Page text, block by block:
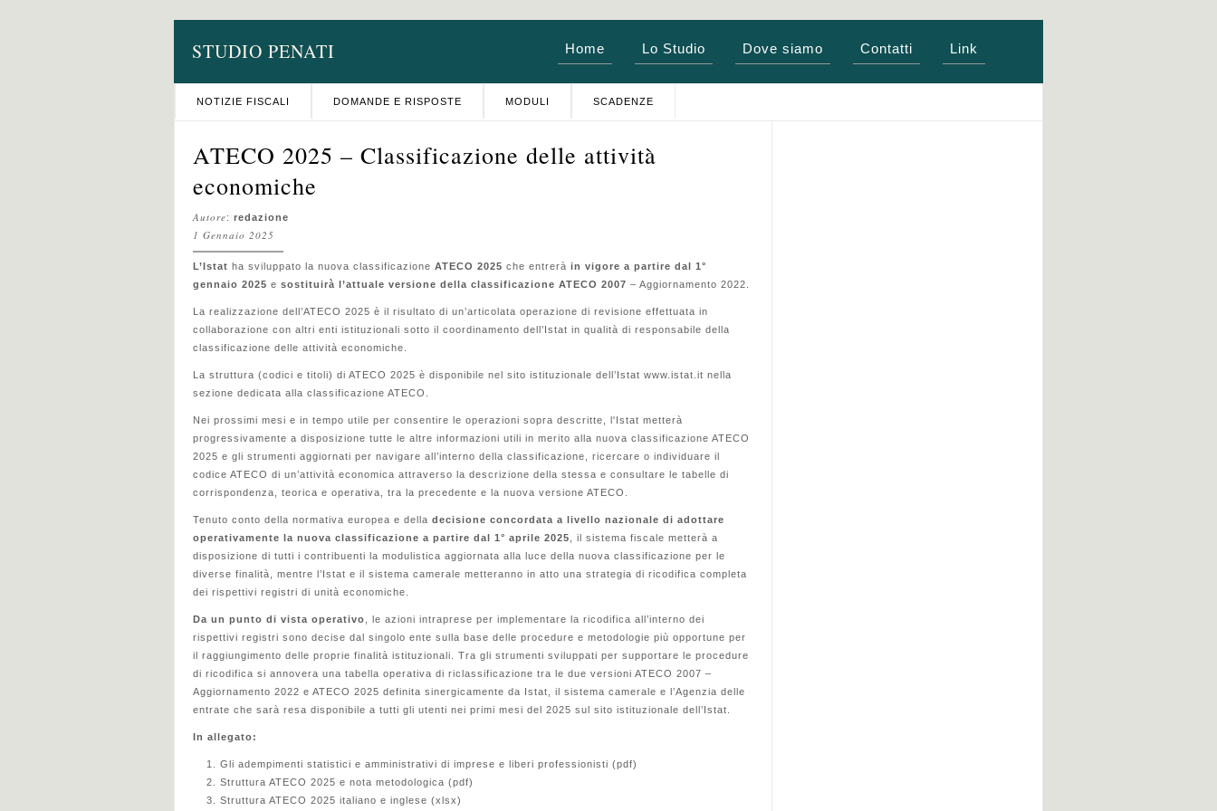
STUDIO PENATI Home Lo Studio Dove siamo Contatti Link
NOTIZIE FISCALI DOMANDE E RISPOSTE MODULI SCADENZE
ATECO 2025 – Classificazione delle attività
economiche
Autore: redazione
1 Gennaio 2025
L’Istat ha sviluppato la nuova classificazione ATECO 2025 che entrerà in vigore a partire dal 1°
gennaio 2025 e sostituirà l’attuale versione della classificazione ATECO 2007 – Aggiornamento 2022.
La realizzazione dell’ATECO 2025 è il risultato di un’articolata operazione di revisione effettuata in
collaborazione con altri enti istituzionali sotto il coordinamento dell’Istat in qualità di responsabile della
classificazione delle attività economiche.
La struttura (codici e titoli) di ATECO 2025 è disponibile nel sito istituzionale dell’Istat www.istat.it nella
sezione dedicata alla classificazione ATECO.
Nei prossimi mesi e in tempo utile per consentire le operazioni sopra descritte, l'Istat metterà
progressivamente a disposizione tutte le altre informazioni utili in merito alla nuova classificazione ATECO
2025 e gli strumenti aggiornati per navigare all’interno della classificazione, ricercare o individuare il
codice ATECO di un’attività economica attraverso la descrizione della stessa e consultare le tabelle di
corrispondenza, teorica e operativa, tra la precedente e la nuova versione ATECO.
Tenuto conto della normativa europea e della decisione concordata a livello nazionale di adottare
operativamente la nuova classificazione a partire dal 1° aprile 2025 , il sistema fiscale metterà a
disposizione di tutti i contribuenti la modulistica aggiornata alla luce della nuova classificazione per le
diverse finalità, mentre l’Istat e il sistema camerale metteranno in atto una strategia di ricodifica completa
dei rispettivi registri di unità economiche.
Da un punto di vista operativo , le azioni intraprese per implementare la ricodifica all’interno dei
rispettivi registri sono decise dal singolo ente sulla base delle procedure e metodologie più opportune per
il raggiungimento delle proprie finalità istituzionali. Tra gli strumenti sviluppati per supportare le procedure
di ricodifica si annovera una tabella operativa di riclassificazione tra le due versioni ATECO 2007 –
Aggiornamento 2022 e ATECO 2025 definita sinergicamente da Istat, il sistema camerale e l’Agenzia delle
entrate che sarà resa disponibile a tutti gli utenti nei primi mesi del 2025 sul sito istituzionale dell’Istat.
In allegato:
Gli adempimenti statistici e amministrativi di imprese e liberi professionisti (pdf)
Struttura ATECO 2025 e nota metodologica (pdf)
Struttura ATECO 2025 italiano e inglese (xlsx)